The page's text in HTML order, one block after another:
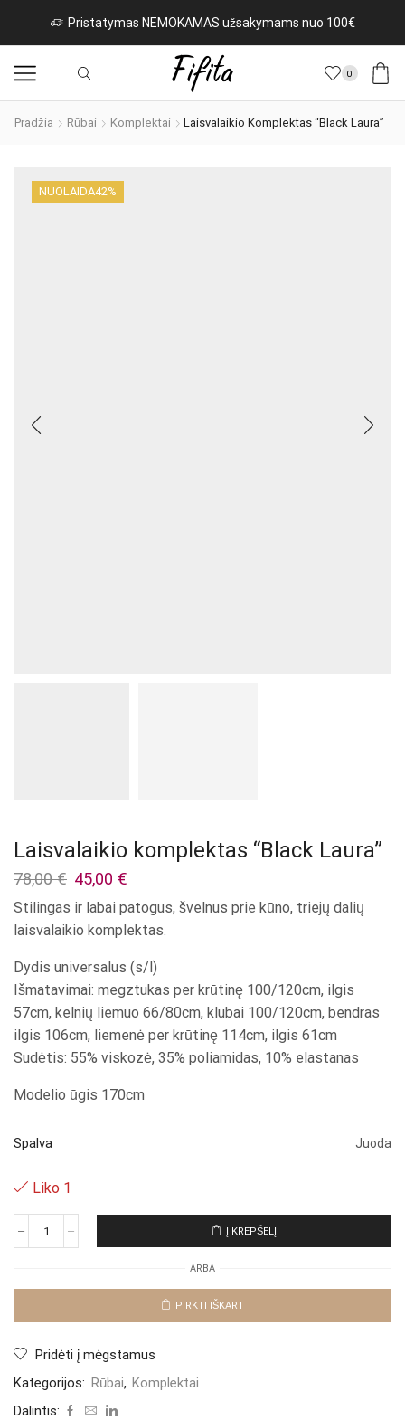
Naujos prekės iš Italijos kasdien! Rinktis
0
Pradžia Rūbai Komplektai Laisvalaikio Komplektas “Black Laura”
NUOLAIDA42%
Laisvalaikio komplektas “Black Laura”
78,00€ Original
was:
78,00 €.
45,00 €
is:
45,00 €.
Stilingas ir labai patogus, švelnus prie kūno, triejų dalių
laisvalaikio komplektas.
Dydis universalus (s/l)
Išmatavimai: megztukas per krūtinę 100/120cm, ilgis
57cm, kelnių liemuo 66/80cm, klubai 100/120cm, bendras
ilgis 106cm, liemenė per krūtinę 114cm, ilgis 61cm
Sudėtis: 55% viskozė, 35% poliamidas, 10% elastanas
Modelio ūgis 170cm
Spalva Juoda
Liko 1
produkto
komplektas
Į KREPŠELĮ
ARBA
PIRKTI IŠKART
Pridėti į mėgstamus
Kategorijos: Rūbai, Komplektai
Dalintis: